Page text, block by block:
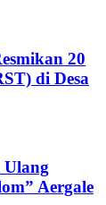
20
di Desa
Aergale